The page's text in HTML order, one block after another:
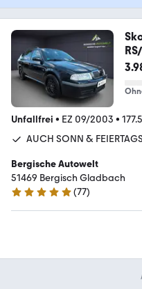
A/
Unfallfrei • EZ 09/2003 •
AUCH SONN & FEIERTAGS
Bergische Autowelt
51469 Bergisch Gladbach
5 Sterne
(77)